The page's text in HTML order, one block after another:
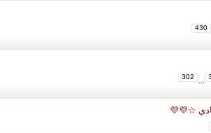
430
3
...
302
☆💜💜